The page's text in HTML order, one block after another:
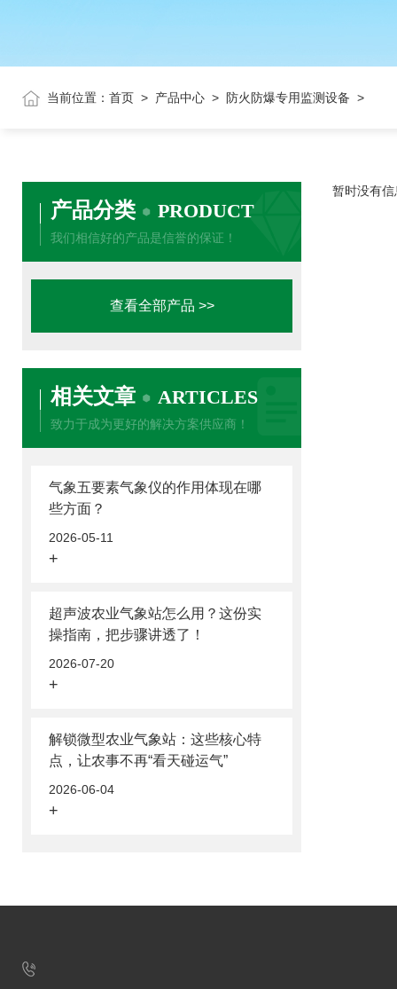
当前位置： 首页 > 产品中心 > 防火防爆专用监测设备 >
产品分类 PRODUCT
我们相信好的产品是信誉的保证！
查看全部产品 >>
相关文章 ARTICLES
致力于成为更好的解决方案供应商！
气象五要素气象仪的作用体现在哪
些方面？
2026-05-11
+
超声波农业气象站怎么用？这份实
操指南，把步骤讲透了！
2026-07-20
+
解锁微型农业气象站：这些核心特
点，让农事不再“看天碰运气”
2026-06-04
+
暂时没有信